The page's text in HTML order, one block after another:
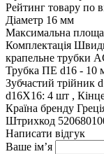
Рейтинг товару по
Діаметр 16 мм
Максимальна
Комплектація
крапельне трубки
Трубка ПЕ d16 - 10
Зубчастий трійник
d16X16: 4 шт ,
Країна бренду
Штрихкод
Написати відгук
Ваше ім’я